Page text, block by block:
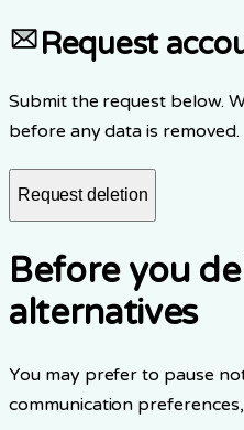
Request
Submit the request below.
before any data is removed.
Request deletion
Before you
alternatives
You may prefer to pause
communication